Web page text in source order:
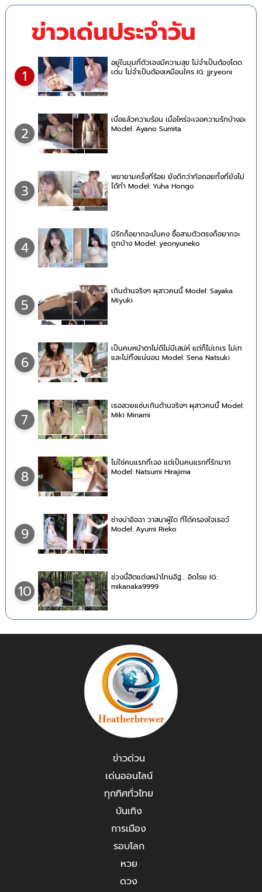
ข่าวเด่นประจำวัน
1
อยู่ในมุมที่ตัวเองมีความสุข ไม่จำเป็นต้องโดด
เด่น ไม่จำเป็นต้องเหมือนใคร IG: jjryeoni
2
เบื่อแล้วความร้อน เมื่อไหร่จะเจอความรักบ้างอะ
Model: Ayano Sumita
3
พยายามครั้งที่ร้อย ยังดีกว่าท้อถอยทั้งที่ยังไม่
ได้ทำ Model: Yuha Hongo
4
มีรักก็อยากจะมั่นคง ซื้อสามตัวตรงก็อยากจะ
ถูกบ้าง Model: yeonyuneko
5
เกินต้านจริงๆ ผุสาวคนนี้ Model: Sayaka
Miyuki
6
เป็นคนหน้าตาไม่ดีไม่มีเสน่ห์ แต่ก็ไม่เกเร ไม่เท
และไม่ทิ้งแน่นอน Model: Sena Natsuki
7
เธอสวยแซ่บเกินต้านจริงๆ ผุสาวคนนี้ Model:
Miki Minami
8
ไม่ใช่คนแรกที่เจอ แต่เป็นคนแรกที่รักมาก
Model: Natsumi Hirajima
9
ช่างน่าอิจฉา วาสนาผู้ใด ที่ได้ครองใจเธอว์
Model: Ayumi Rieko
10
ช่วงนี้ฮิตแต่งหน้าโทนอิฐ… อิดโรย IG:
mikanaka9999
ข่าวด่วน
เด่นออนไลน์
ทุกทิศทั่วไทย
บันเทิง
การเมือง
รอบโลก
หวย
ดวง